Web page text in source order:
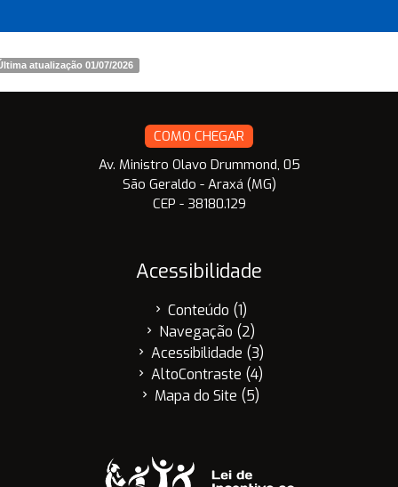
atualização 01/07/2026
COMO CHEGAR
Av. Ministro Olavo Drummond, 05
São Geraldo - Araxá (MG)
CEP - 38180.129
Acessibilidade
chevron_right Conteúdo (1)
chevron_right Navegação (2)
chevron_right Acessibilidade (3)
chevron_right AltoContraste (4)
chevron_right Mapa do Site (5)